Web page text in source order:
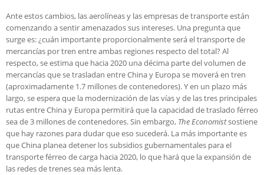
Ante estos cambios, las aerolíneas y las empresas de transporte están
comenzando a sentir amenazados sus intereses. Una pregunta que
surge es: ¿cuán importante proporcionalmente será el transporte de
mercancías por tren entre ambas regiones respecto del total? Al
respecto, se estima que hacia 2020 una décima parte del volumen de
mercancías que se trasladan entre China y Europa se moverá en tren
(aproximadamente 1.7 millones de contenedores). Y en un plazo más
largo, se espera que la modernización de las vías y de las tres principales
rutas entre China y Europa permitirá que la capacidad de traslado férreo
sea de 3 millones de contenedores. Sin embargo, The Economistsostiene
que hay razones para dudar que eso sucederá. La más importante es
que China planea detener los subsidios gubernamentales para el
transporte férreo de carga hacia 2020, lo que hará que la expansión de
las redes de trenes sea más lenta.